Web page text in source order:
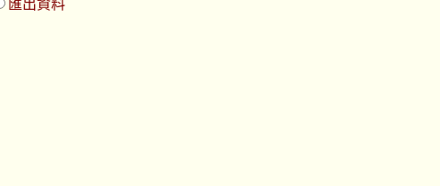
匯出資料